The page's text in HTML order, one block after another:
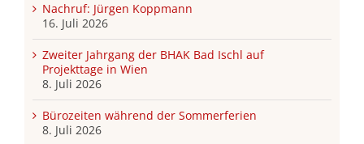
Nachruf: Jürgen Koppmann
16. Juli 2026
Zweiter Jahrgang der BHAK Bad Ischl auf
Projekttage in Wien
8. Juli 2026
Bürozeiten während der Sommerferien
8. Juli 2026